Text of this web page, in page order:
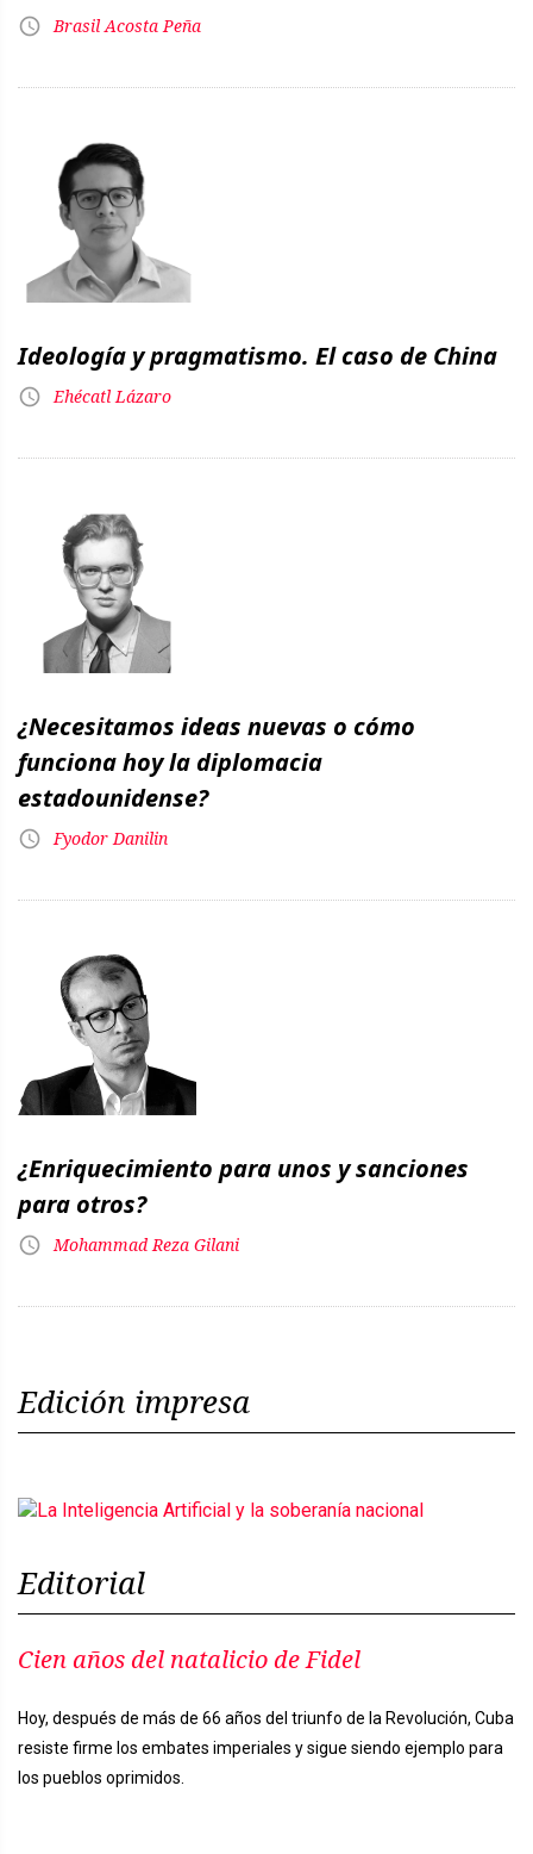
Brasil Acosta Peña
Ideología y pragmatismo. El caso de China
Ehécatl Lázaro
¿Necesitamos ideas nuevas o cómo
funciona hoy la diplomacia
estadounidense?
Fyodor Danilin
¿Enriquecimiento para unos y sanciones
para otros?
Mohammad Reza Gilani
Edición impresa
Editorial
Cien años del natalicio de Fidel
Hoy, después de más de 66 años del triunfo de la Revolución, Cuba
resiste firme los embates imperiales y sigue siendo ejemplo para
los pueblos oprimidos.